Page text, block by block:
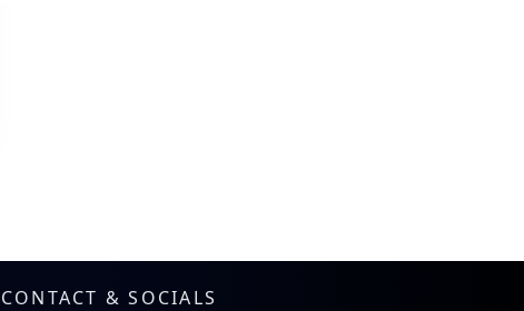
CONTACT & SOCIALS